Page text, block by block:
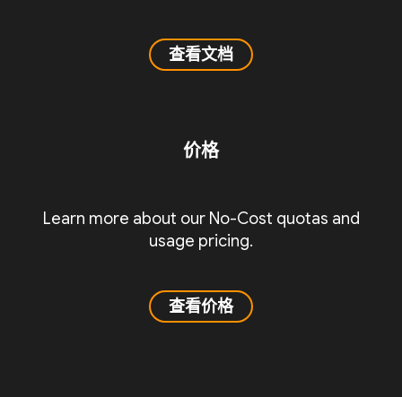
查看文档
价格
Learn more about our No-Cost quotas and
usage pricing.
查看价格